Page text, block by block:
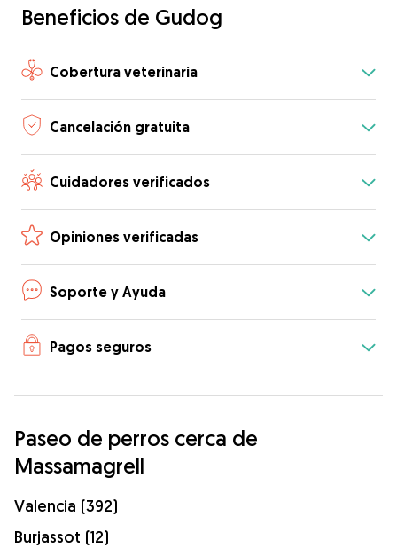
Beneficios de Gudog
Cobertura veterinaria
Cancelación gratuita
Cuidadores verificados
Opiniones verificadas
Soporte y Ayuda
Pagos seguros
Paseo de perros cerca de
Massamagrell
Valencia (392)
Burjassot (12)